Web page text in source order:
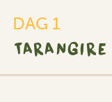
DAG 1